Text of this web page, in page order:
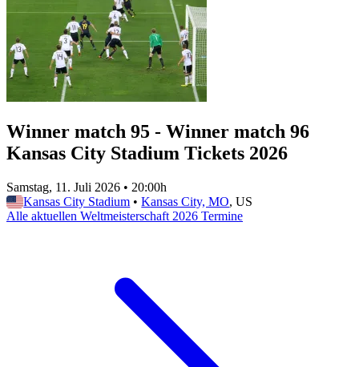
Winner match 95 - Winner match 96
Kansas City Stadium Tickets 2026
Samstag, 11. Juli 2026 • 20:00h
Kansas City Stadium • Kansas City, MO, US
Alle aktuellen Weltmeisterschaft 2026 Termine